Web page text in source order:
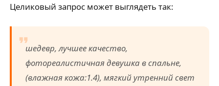
Целиковый запрос может выглядеть так:
шедевр, лучшее качество,
фотореалистичная девушка в спальне,
(влажная кожа:1.4), мягкий утренний свет